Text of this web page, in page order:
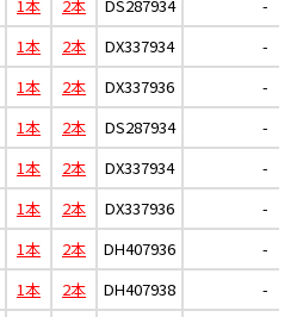
1本 2本 DS287934
-
1本 2本 DX337934
-
1本 2本 DX337936 -
1本 2本 DS287934
-
1本 2本 DX337934
-
1本 2本 DX337936
-
1本 2本 DH407936
-
1本 2本 DH407938 -